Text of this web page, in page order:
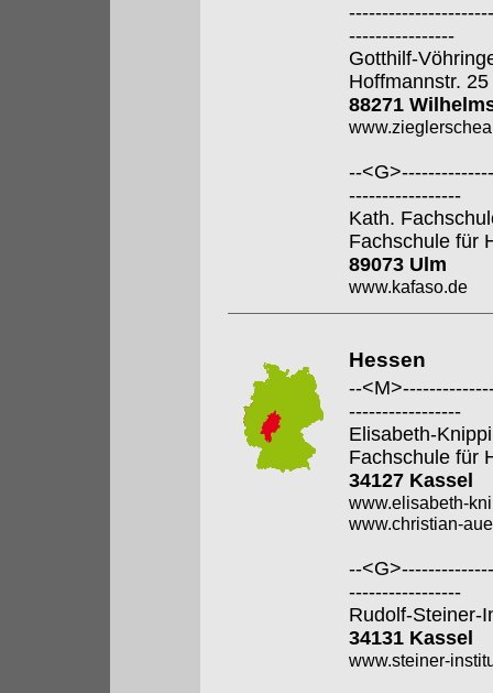
----------------
Gotthilf-
Hoffmannstr. 25
88271
--
-----------------
Kath.
Fachschule für
89073 Ulm
www.kafaso.de
Hessen
--
-----------------
Elisabeth-
Fachschule für
34127 Kassel
www.elisabeth-
www.christian-
--
-----------------
Rudolf-Steiner-
34131 Kassel
www.steiner-